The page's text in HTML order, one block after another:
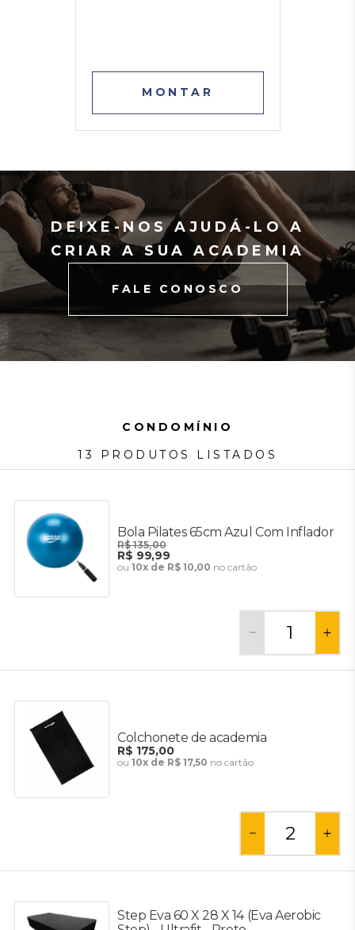
MONTAR
DEIXE-NOS AJUDÁ-LO A
CRIAR A SUA ACADEMIA
FALE CONOSCO
CONDOMÍNIO
13 PRODUTOS LISTADOS
Bola Pilates 65cm Azul Com Inflador
R$ 135,00
R$ 99,99
ou 10x de R$ 10,00 no cartão
Colchonete de academia
R$ 175,00
ou 10x de R$ 17,50 no cartão
Step Eva 60 X 28 X 14 (Eva Aerobic